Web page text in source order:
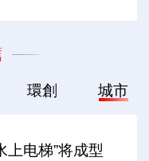
環創 城市
上电梯”将成型